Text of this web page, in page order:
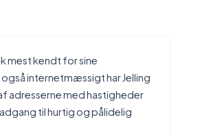
mest kendt for sine
internetmæssigt har Jelling
adresserne med hastigheder
til hurtig og pålidelig